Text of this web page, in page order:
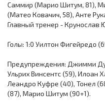
Саммир (Марио Шитум, 81),
(Матео Ковачич, 58), Анте
Главный тренер - Крунослав
Голы: 1:0 Уилтон Фигейредо
Предупреждения: Джимми
Ульрих Винсентс (59), Илоан
Леандро Куфре (40), Тонел
(87), Марио Шитум (90+1).